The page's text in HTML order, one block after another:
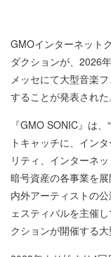
GMOインターネット
ダクションが、2026
メッセにて大型音楽
することが発表された
『GMO SONIC』は
トキャッチに、イン
リティ、インターネ
暗号資産の各事業を
内外アーティストの
ェスティバルを主催
クションが開催する大